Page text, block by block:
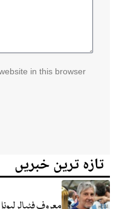
in this browser
تازہ ترین خبریں